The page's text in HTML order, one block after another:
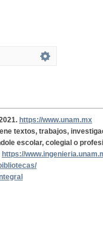
https://www.unam.mx
textos, trabajos,
escolar, colegial o
https://